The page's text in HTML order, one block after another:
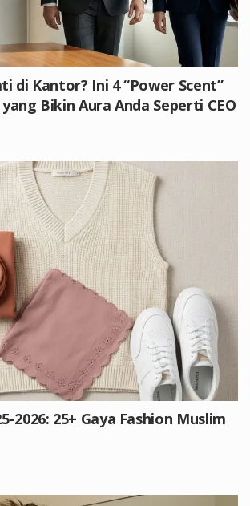
di Kantor? Ini 4 “Power Scent”
Bikin Aura Anda Seperti CEO
2026: 25+ Gaya Fashion Muslim